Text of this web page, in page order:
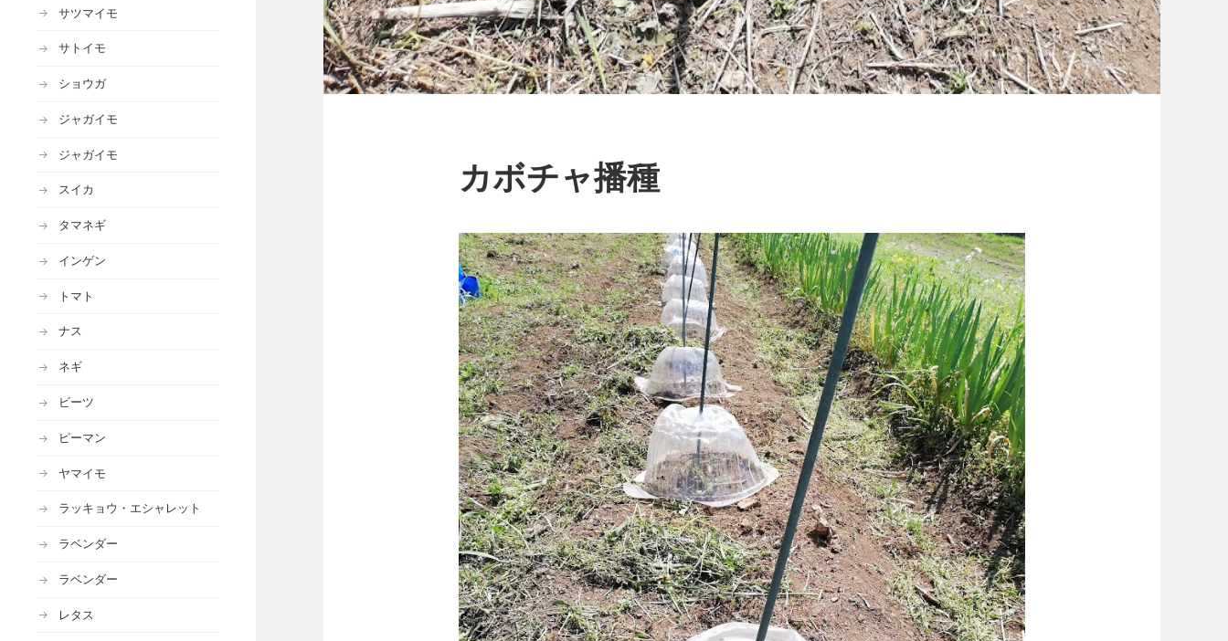
サツマイモ
サトイモ
ショウガ
ジャガイモ
ジャガイモ
スイカ
タマネギ
インゲン
トマト
ナス
ネギ
ビーツ
ピーマン
ヤマイモ
ラッキョウ・エシャレット
ラベンダー
ラベンダー
レタス
カボチャ播種